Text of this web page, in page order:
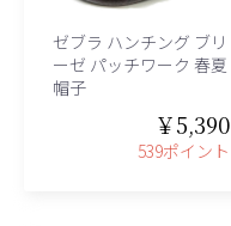
ゼブラ ハンチング ブリ
ーゼ パッチワーク 春夏
帽子
￥5,390
539ポイント